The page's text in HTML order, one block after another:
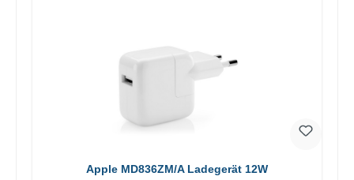
Apple MD836ZM/A Ladegerät 12W